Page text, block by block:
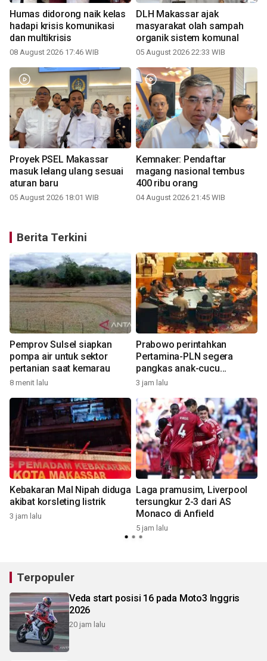
Humas didorong naik kelas
hadapi krisis komunikasi
dan multikrisis
08 August 2026 17:46 WIB
DLH Makassar ajak
masyarakat olah sampah
organik sistem komunal
05 August 2026 22:33 WIB
Proyek PSEL Makassar
masuk lelang ulang sesuai
aturan baru
05 August 2026 18:01 WIB
Kemnaker: Pendaftar
magang nasional tembus
400 ribu orang
04 August 2026 21:45 WIB
Berita Terkini
Pemprov Sulsel siapkan
pompa air untuk sektor
pertanian saat kemarau
8 menit lalu
Prabowo perintahkan
Pertamina-PLN segera
pangkas anak-cucu
perusahaan
3 jam lalu
Kebakaran Mal Nipah diduga
akibat korsleting listrik
3 jam lalu
Laga pramusim, Liverpool
tersungkur 2-3 dari AS
Monaco di Anfield
5 jam lalu
Terpopuler
Veda start posisi 16 pada Moto3 Inggris
2026
20 jam lalu